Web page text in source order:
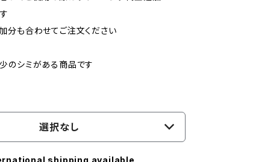
分も合わせてご注文ください
のシミがある商品です
選択なし
shipping available